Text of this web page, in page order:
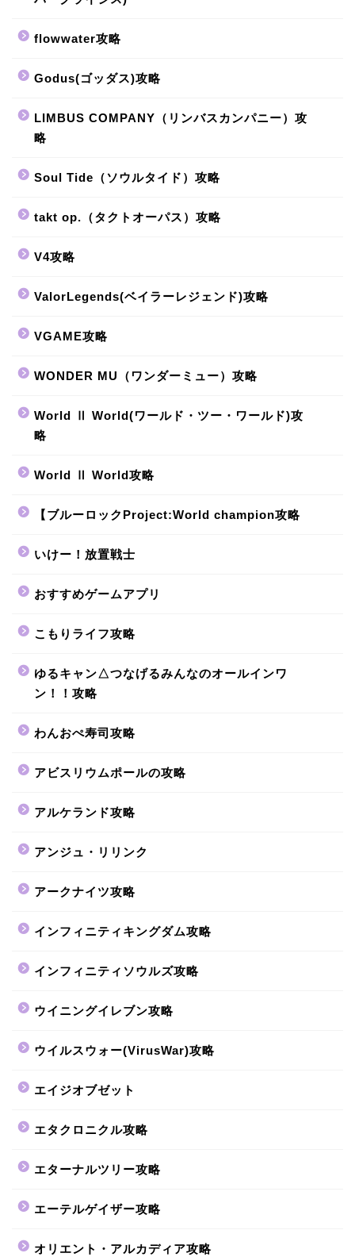
flowwater攻略
Godus(ゴッダス)攻略
LIMBUS COMPANY（リンバスカンパニー）攻
略
Soul Tide（ソウルタイド）攻略
takt op.（タクトオーパス）攻略
V4攻略
ValorLegends(ベイラーレジェンド)攻略
VGAME攻略
WONDER MU（ワンダーミュー）攻略
World Ⅱ World(ワールド・ツー・ワールド)攻
略
World Ⅱ World攻略
【ブルーロックProject:World champion攻略
いけー！放置戦士
おすすめゲームアプリ
こもりライフ攻略
ゆるキャン△つなげるみんなのオールインワ
ン！！攻略
わんおぺ寿司攻略
アビスリウムポールの攻略
アルケランド攻略
アンジュ・リリンク
アークナイツ攻略
インフィニティキングダム攻略
インフィニティソウルズ攻略
ウイニングイレブン攻略
ウイルスウォー(VirusWar)攻略
エイジオブゼット
エタクロニクル攻略
エターナルツリー攻略
エーテルゲイザー攻略
オリエント・アルカディア攻略